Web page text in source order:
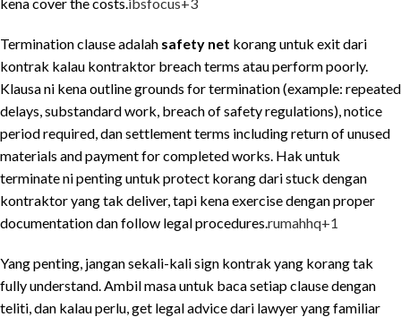
Termination clause adalah safety net korang untuk exit dari
kontrak kalau kontraktor breach terms atau perform poorly.
Klausa ni kena outline grounds for termination (example: repeated
delays, substandard work, breach of safety regulations), notice
period required, dan settlement terms including return of unused
materials and payment for completed works. Hak untuk
terminate ni penting untuk protect korang dari stuck dengan
kontraktor yang tak deliver, tapi kena exercise dengan proper
documentation dan follow legal procedures.rumahhq+1
Yang penting, jangan sekali-kali sign kontrak yang korang tak
fully understand. Ambil masa untuk baca setiap clause dengan
teliti, dan kalau perlu, get legal advice dari lawyer yang familiar